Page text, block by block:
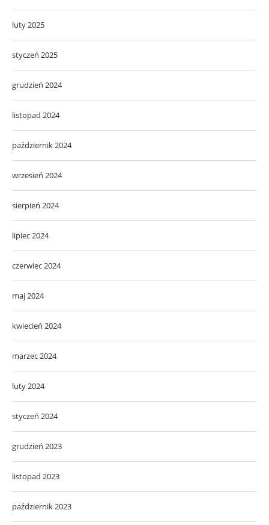
luty 2025
styczeń 2025
grudzień 2024
listopad 2024
październik 2024
wrzesień 2024
sierpień 2024
lipiec 2024
czerwiec 2024
maj 2024
kwiecień 2024
marzec 2024
luty 2024
styczeń 2024
grudzień 2023
listopad 2023
październik 2023